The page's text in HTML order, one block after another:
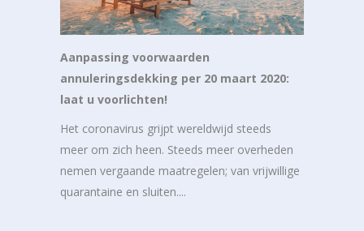
Aanpassing voorwaarden
annuleringsdekking per 20 maart 2020:
laat u voorlichten!
Het coronavirus grijpt wereldwijd steeds
meer om zich heen. Steeds meer overheden
nemen vergaande maatregelen; van vrijwillige
quarantaine en sluiten....